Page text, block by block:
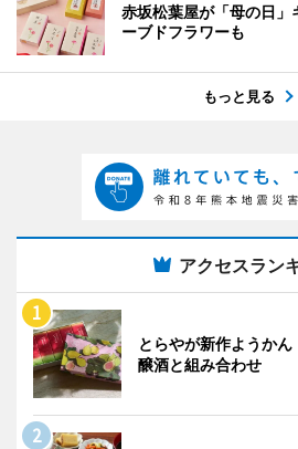
赤坂松葉屋が「母の日
ーブドフラワーも
もっと見る
アクセスラン
とらやが新作ようか
醸酒と組み合わせ